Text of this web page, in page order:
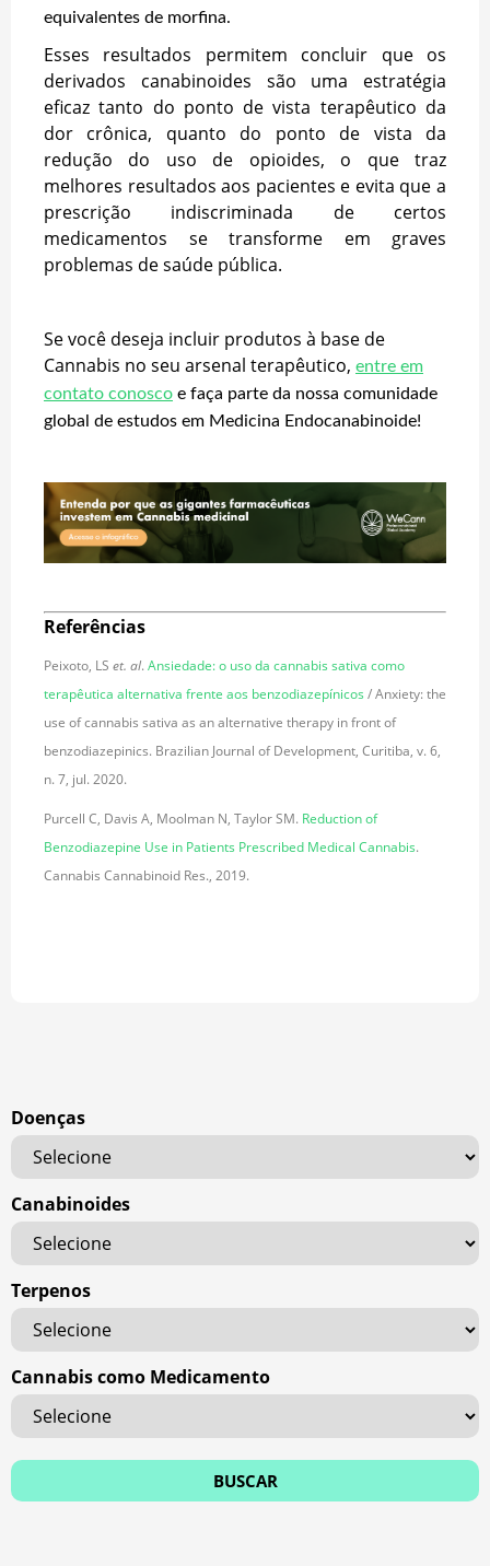
equivalentes de morfina.
Esses resultados permitem concluir que os
derivados canabinoides são uma estratégia
eficaz tanto do ponto de vista terapêutico da
dor crônica, quanto do ponto de vista da
redução do uso de opioides, o que traz
melhores resultados aos pacientes e evita que a
prescrição indiscriminada de certos
medicamentos se transforme em graves
problemas de saúde pública.
Se você deseja incluir produtos à base de
Cannabis no seu arsenal terapêutico, entre em
contato conosco e faça parte da nossa comunidade
global de estudos em Medicina Endocanabinoide!
Referências
Peixoto, LS et. al. Ansiedade: o uso da cannabis sativa como
terapêutica alternativa frente aos benzodiazepínicos / Anxiety: the
use of cannabis sativa as an alternative therapy in front of
benzodiazepinics. Brazilian Journal of Development, Curitiba, v. 6,
n. 7, jul. 2020.
Purcell C, Davis A, Moolman N, Taylor SM. Reduction of
Benzodiazepine Use in Patients Prescribed Medical Cannabis.
Cannabis Cannabinoid Res., 2019.
Doenças
Canabinoides
Terpenos
Cannabis como Medicamento